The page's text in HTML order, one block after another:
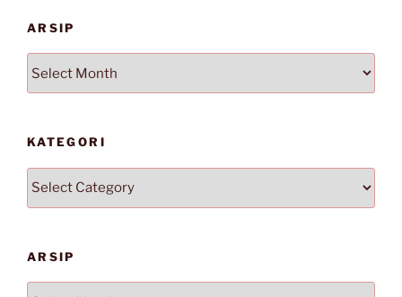
ARSIP
KATEGORI
Kategori
ARSIP